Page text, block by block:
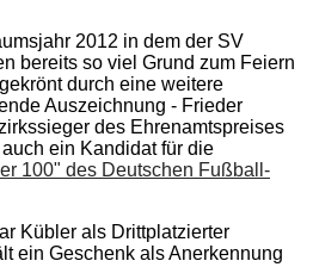
2012 in dem der SV
bereits so viel Grund zum Feiern
durch eine weitere
Auszeichnung - Frieder
des Ehrenamtspreises
ein Kandidat für die
100" des Deutschen Fußball-
Kübler als Drittplatzierter
ein Geschenk als Anerkennung